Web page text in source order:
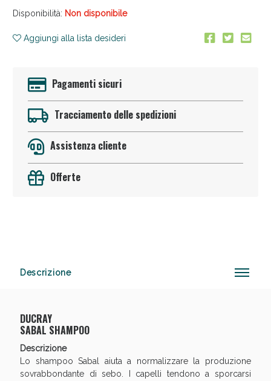
Disponibilità: Non disponibile
Aggiungi alla lista desideri
Pagamenti sicuri
Tracciamento delle spedizioni
Assistenza cliente
Offerte
Descrizione
DUCRAY
SABAL SHAMPOO
Descrizione
Lo shampoo Sabal aiuta a normalizzare la produzione
sovrabbondante di sebo. I capelli tendono a sporcarsi
Anticellulite e Fanghi: Sconto fino al 40% valido
oggi!